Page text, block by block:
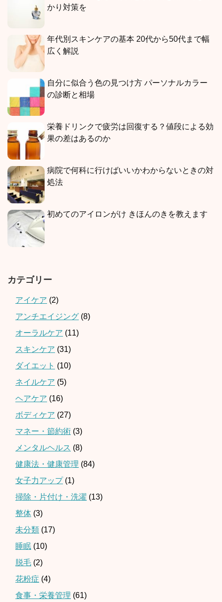
かり対策を
年代別スキンケアの基本 20代から50代まで幅
広く解説
自分に似合う色の見つけ方 パーソナルカラー
の診断と相場
栄養ドリンクで疲労は回復する？値段による効
果の差はあるのか
病院で何科に行けばいいかわからないときの対
処法
初めてのアイロンがけ きほんのきを教えます
カテゴリー
アイケア (2)
アンチエイジング (8)
オーラルケア (11)
スキンケア (31)
ダイエット (10)
ネイルケア (5)
ヘアケア (16)
ボディケア (27)
マネー・節約術 (3)
メンタルヘルス (8)
健康法・健康管理 (84)
女子力アップ(1)
掃除・片付け・洗濯 (13)
整体 (3)
未分類 (17)
睡眠 (10)
脱毛 (2)
花粉症 (4)
食事・栄養管理 (61)